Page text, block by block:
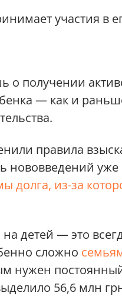
участия в
о получении
— как и
правила
нововведений уже
долга, из-за
детей — это
сложно
нужен
56,6 млн